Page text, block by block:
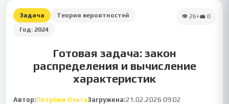
Задача
Теория вероятностей
Год: 2024
👁 26•💼 0
Готовая задача: закон
распределения и вычисление
характеристик
Автор:Петрова ОльгаЗагружена:21.02.2026 09:02